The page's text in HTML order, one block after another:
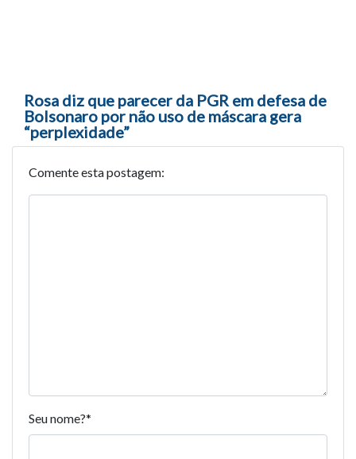
Rosa diz que parecer da PGR em defesa de
Bolsonaro por não uso de máscara gera
“perplexidade”
Comente esta postagem:
Seu nome?*